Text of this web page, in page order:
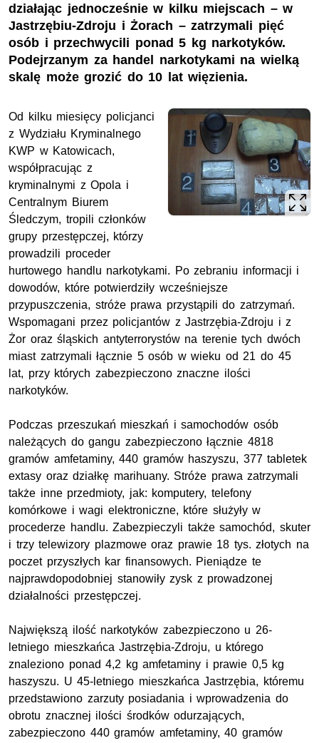
działając jednocześnie w kilku miejscach – w
Jastrzębiu-Zdroju i Żorach – zatrzymali pięć
osób i przechwycili ponad 5 kg narkotyków.
Podejrzanym za handel narkotykami na wielką
skalę może grozić do 10 lat więzienia.
Od kilku miesięcy policjanci
z Wydziału Kryminalnego
KWP w Katowicach,
współpracując z
kryminalnymi z Opola i
Centralnym Biurem
Śledczym, tropili członków
grupy przestępczej, którzy
prowadzili proceder
hurtowego handlu narkotykami. Po zebraniu informacji i
dowodów, które potwierdziły wcześniejsze
przypuszczenia, stróże prawa przystąpili do zatrzymań.
Wspomagani przez policjantów z Jastrzębia-Zdroju i z
Żor oraz śląskich antyterrorystów na terenie tych dwóch
miast zatrzymali łącznie 5 osób w wieku od 21 do 45
lat, przy których zabezpieczono znaczne ilości
narkotyków.
Podczas przeszukań mieszkań i samochodów osób
należących do gangu zabezpieczono łącznie 4818
gramów amfetaminy, 440 gramów haszyszu, 377 tabletek
extasy oraz działkę marihuany. Stróże prawa zatrzymali
także inne przedmioty, jak: komputery, telefony
komórkowe i wagi elektroniczne, które służyły w
procederze handlu. Zabezpieczyli także samochód, skuter
i trzy telewizory plazmowe oraz prawie 18 tys. złotych na
poczet przyszłych kar finansowych. Pieniądze te
najprawdopodobniej stanowiły zysk z prowadzonej
działalności przestępczej.
Największą ilość narkotyków zabezpieczono u 26-
letniego mieszkańca Jastrzębia-Zdroju, u którego
znaleziono ponad 4,2 kg amfetaminy i prawie 0,5 kg
haszyszu. U 45-letniego mieszkańca Jastrzębia, któremu
przedstawiono zarzuty posiadania i wprowadzenia do
obrotu znacznej ilości środków odurzających,
zabezpieczono 440 gramów amfetaminy, 40 gramów